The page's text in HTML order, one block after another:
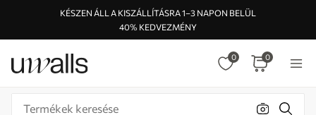
KÉSZEN ÁLL A KISZÁLLÍTÁSRA 1–3 NAPON BELÜL
40% KEDVEZMÉNY
0 0